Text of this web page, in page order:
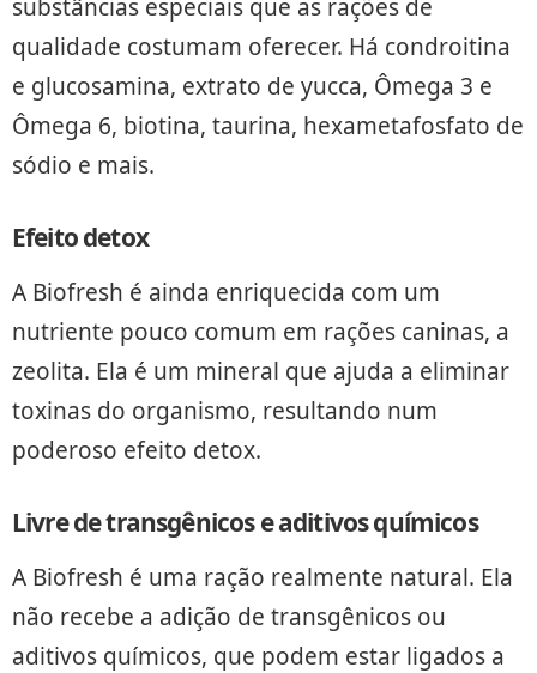
substâncias especiais que as rações de
qualidade costumam oferecer. Há condroitina
e glucosamina, extrato de yucca, Ômega 3 e
Ômega 6, biotina, taurina, hexametafosfato de
sódio e mais.
Efeito detox
A Biofresh é ainda enriquecida com um
nutriente pouco comum em rações caninas, a
zeolita. Ela é um mineral que ajuda a eliminar
toxinas do organismo, resultando num
poderoso efeito detox.
Livre de transgênicos e aditivos químicos
A Biofresh é uma ração realmente natural. Ela
não recebe a adição de transgênicos ou
aditivos químicos, que podem estar ligados a